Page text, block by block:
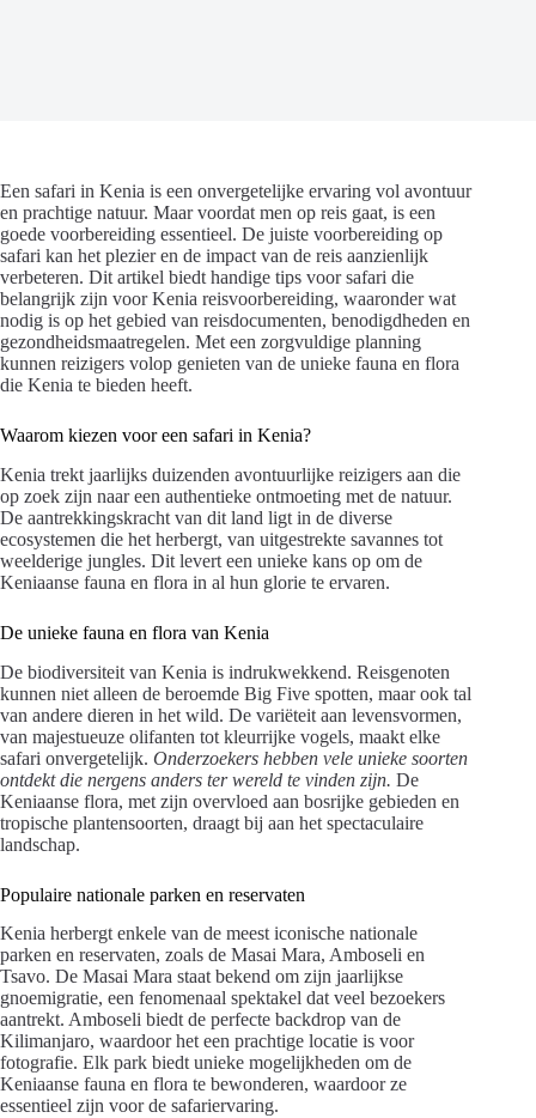
Een safari in Kenia is een onvergetelijke ervaring vol avontuur
en prachtige natuur. Maar voordat men op reis gaat, is een
goede voorbereiding essentieel. De juiste voorbereiding op
safari kan het plezier en de impact van de reis aanzienlijk
verbeteren. Dit artikel biedt handige tips voor safari die
belangrijk zijn voor Kenia reisvoorbereiding, waaronder wat
nodig is op het gebied van reisdocumenten, benodigdheden en
gezondheidsmaatregelen. Met een zorgvuldige planning
kunnen reizigers volop genieten van de unieke fauna en flora
die Kenia te bieden heeft.
Waarom kiezen voor een safari in Kenia?
Kenia trekt jaarlijks duizenden avontuurlijke reizigers aan die
op zoek zijn naar een authentieke ontmoeting met de natuur.
De aantrekkingskracht van dit land ligt in de diverse
ecosystemen die het herbergt, van uitgestrekte savannes tot
weelderige jungles. Dit levert een unieke kans op om de
Keniaanse fauna en flora in al hun glorie te ervaren.
De unieke fauna en flora van Kenia
De biodiversiteit van Kenia is indrukwekkend. Reisgenoten
kunnen niet alleen de beroemde Big Five spotten, maar ook tal
van andere dieren in het wild. De variëteit aan levensvormen,
van majestueuze olifanten tot kleurrijke vogels, maakt elke
safari onvergetelijk. Onderzoekers hebben vele unieke soorten
ontdekt die nergens anders ter wereld te vinden zijn. De
Keniaanse flora, met zijn overvloed aan bosrijke gebieden en
tropische plantensoorten, draagt bij aan het spectaculaire
landschap.
Populaire nationale parken en reservaten
Kenia herbergt enkele van de meest iconische nationale
parken en reservaten, zoals de Masai Mara, Amboseli en
Tsavo. De Masai Mara staat bekend om zijn jaarlijkse
gnoemigratie, een fenomenaal spektakel dat veel bezoekers
aantrekt. Amboseli biedt de perfecte backdrop van de
Kilimanjaro, waardoor het een prachtige locatie is voor
fotografie. Elk park biedt unieke mogelijkheden om de
Keniaanse fauna en flora te bewonderen, waardoor ze
essentieel zijn voor de safariervaring.